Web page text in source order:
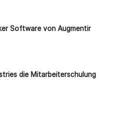
Software von Augmentir
die Mitarbeiterschulung